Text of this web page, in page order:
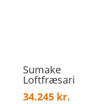
Sumake
Loftfræsari
34.245 kr.